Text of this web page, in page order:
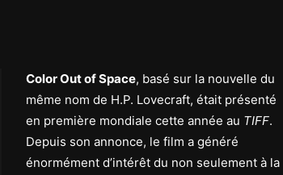
Color Out of Space, basé sur la nouvelle du
même nom de H.P. Lovecraft, était présenté
en première mondiale cette année au TIFF.
Depuis son annonce, le film a généré
énormément d’intérêt du non seulement à la